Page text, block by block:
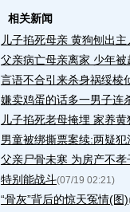
相关新闻
儿子掐死母亲 黄狗刨出主
父亲病亡母亲离家 少年被
言语不合引来杀身祸绥棱
嫌卖鸡蛋的话多一男子连
儿子掐死老母掩埋 家养
男童被绑撕票案续:两疑
父亲尸骨未寒 为房产不孝
特别能战斗(07/19 02:21)
“骨灰”背后的惊天冤情(图)